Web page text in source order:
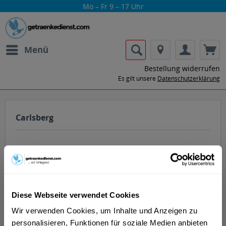
Diese Webseite verwendet Cookies
Wir verwenden Cookies, um Inhalte und Anzeigen zu
personalisieren, Funktionen für soziale Medien anbieten
Mo – Fr 9 – 17 Uhr
Menü
Bestellung widerrufen
Es gilt unsere Datenschutzerklärung
Carlsberg
Lass dir die Getränke von Carlsberg nach
Hause oder ins Büro liefern.